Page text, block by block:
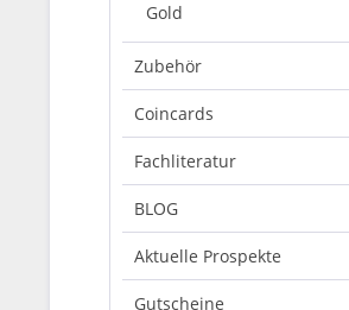
Gold
Zubehör
Coincards
Fachliteratur
BLOG
Aktuelle Prospekte
Gutscheine